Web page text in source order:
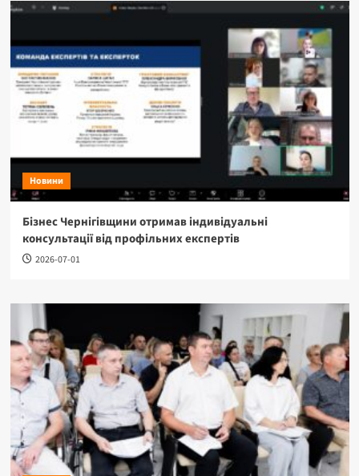
Новини
Бізнес Чернігівщини отримав індивідуальні
консультації від профільних експертів
2026-07-01